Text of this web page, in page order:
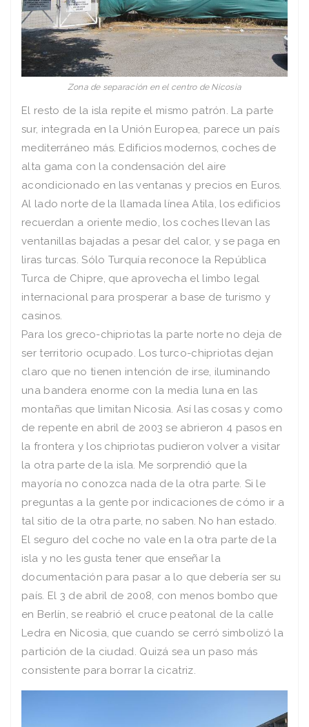
Zona de separación en el centro de Nicosia
El resto de la isla repite el mismo patrón. La parte
sur, integrada en la Unión Europea, parece un país
mediterráneo más. Edificios modernos, coches de
alta gama con la condensación del aire
acondicionado en las ventanas y precios en Euros.
Al lado norte de la llamada línea Atila, los edificios
recuerdan a oriente medio, los coches llevan las
ventanillas bajadas a pesar del calor, y se paga en
liras turcas. Sólo Turquía reconoce la República
Turca de Chipre, que aprovecha el limbo legal
internacional para prosperar a base de turismo y
casinos.
Para los greco-chipriotas la parte norte no deja de
ser territorio ocupado. Los turco-chipriotas dejan
claro que no tienen intención de irse, iluminando
una bandera enorme con la media luna en las
montañas que limitan Nicosia. Así las cosas y como
de repente en abril de 2003 se abrieron 4 pasos en
la frontera y los chipriotas pudieron volver a visitar
la otra parte de la isla. Me sorprendió que la
mayoría no conozca nada de la otra parte. Si le
preguntas a la gente por indicaciones de cómo ir a
tal sitio de la otra parte, no saben. No han estado.
El seguro del coche no vale en la otra parte de la
isla y no les gusta tener que enseñar la
documentación para pasar a lo que debería ser su
país. El 3 de abril de 2008, con menos bombo que
en Berlín, se reabrió el cruce peatonal de la calle
Ledra en Nicosia, que cuando se cerró simbolizó la
partición de la ciudad. Quizá sea un paso más
consistente para borrar la cicatriz.